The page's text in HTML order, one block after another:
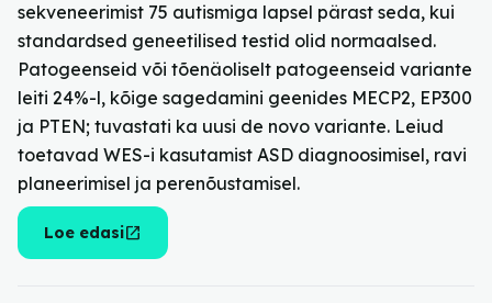
sekveneerimist 75 autismiga lapsel pärast seda, kui
standardsed geneetilised testid olid normaalsed.
Patogeenseid või tõenäoliselt patogeenseid variante
leiti 24%-l, kõige sagedamini geenides MECP2, EP300
ja PTEN; tuvastati ka uusi de novo variante. Leiud
toetavad WES-i kasutamist ASD diagnoosimisel, ravi
planeerimisel ja perenõustamisel.
Loe edasiopen_in_new